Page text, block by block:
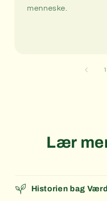
menneske.
1
Lær
Historien bag